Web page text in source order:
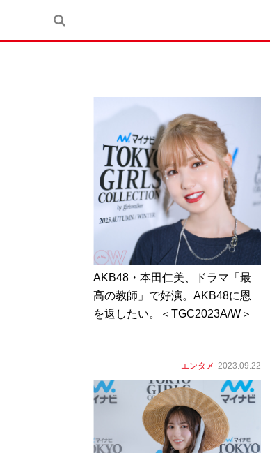
AKB48・本田仁美、ドラマ「最
高の教師」で好演。AKB48に恩
を返したい。＜TGC2023A/W＞
エンタメ 2023.09.22